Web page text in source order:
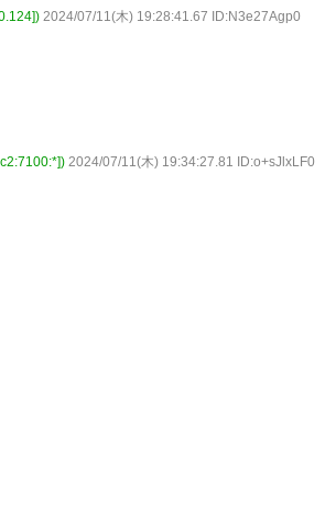
2024/07/11(木) 19:28:41.67 ID:N3e27Agp0
2024/07/11(木) 19:34:27.81 ID:o+sJlxLF0